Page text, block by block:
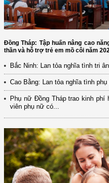
Đồng Tháp: Tập huấn nâng cao
thần và hỗ trợ trẻ em mồ côi năm
Bắc Ninh: Lan tỏa nghĩa tình tri
Cao Bằng: Lan tỏa nghĩa tình
Phụ nữ Đồng Tháp trao kinh phí
viên phụ nữ có...